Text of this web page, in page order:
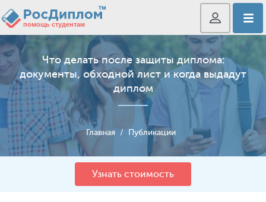
Что делать после защиты диплома:
документы, обходной лист и когда выдадут
диплом
Главная / Публикации
Узнать стоимость